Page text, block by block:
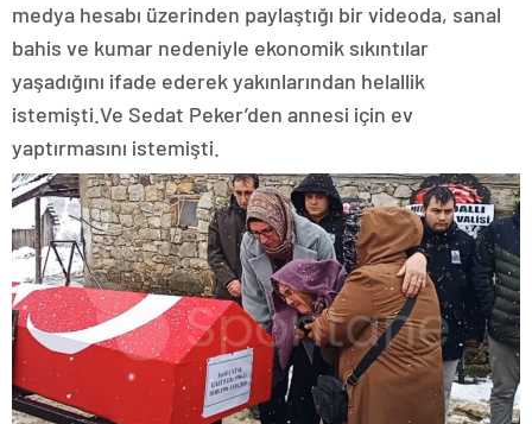
medya hesabı üzerinden paylaştığı bir videoda, sanal
bahis ve kumar nedeniyle ekonomik sıkıntılar
yaşadığını ifade ederek yakınlarından helallik
istemişti.Ve Sedat Peker’den annesi için ev
yaptırmasını istemişti.